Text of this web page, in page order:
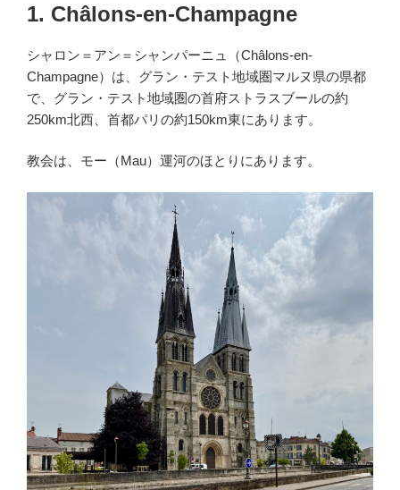
1. Châlons-en-Champagne
シャロン＝アン＝シャンパーニュ（Châlons-en-
Champagne）は、グラン・テスト地域圏マルヌ県の県都
で、グラン・テスト地域圏の首府ストラスブールの約
250km北西、首都パリの約150km東にあります。
教会は、モー（Mau）運河のほとりにあります。